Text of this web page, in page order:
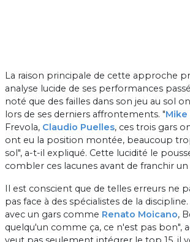
La raison principale de cette approche
analyse lucide de ses performances
noté que des failles dans son jeu au sol
lors de ses derniers affrontements. "Mike
Frevola, Claudio Puelles, ces trois gars
ont eu la position montée, beaucoup
sol", a-t-il expliqué. Cette lucidité le
combler ces lacunes avant de franchir
Il est conscient que de telles erreurs ne
pas face à des spécialistes de la
avec un gars comme Renato Moicano,
quelqu'un comme ça, ce n'est pas bon",